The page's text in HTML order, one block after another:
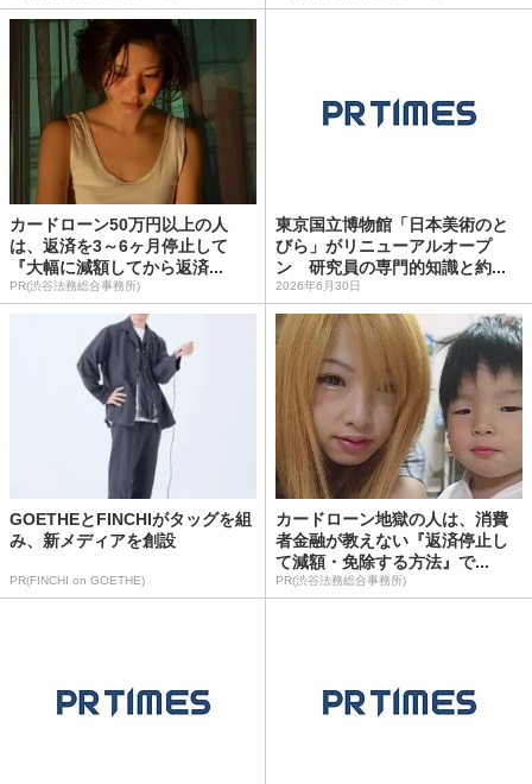
カードローン50万円以上の人
は、返済を3～6ヶ月停止して
『大幅に減額してから返済...
PR(渋谷法務総合事務所)
東京国立博物館「日本美術のと
びら」がリニューアルオープ
ン 研究員の専門的知識と約...
2026年6月30日
GOETHEとFINCHIがタッグを組
み、新メディアを創設
PR(FINCHI on GOETHE)
カードローン地獄の人は、消費
者金融が教えない『返済停止し
て減額・免除する方法』で...
PR(渋谷法務総合事務所)